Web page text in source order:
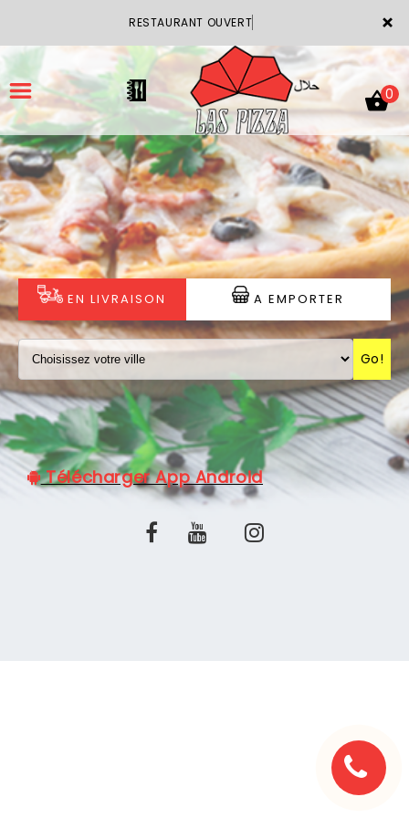
×
RESTAURANT OUVERT
ACCUEIL
LA CARTE
VOTRE COMPTE
NOTRE RESTAURANT
VOS AVIS
MENTIONS LÉGALES
C.G.V
0
EN LIVRAISON A EMPORTER
Go!
Télécharger App Android